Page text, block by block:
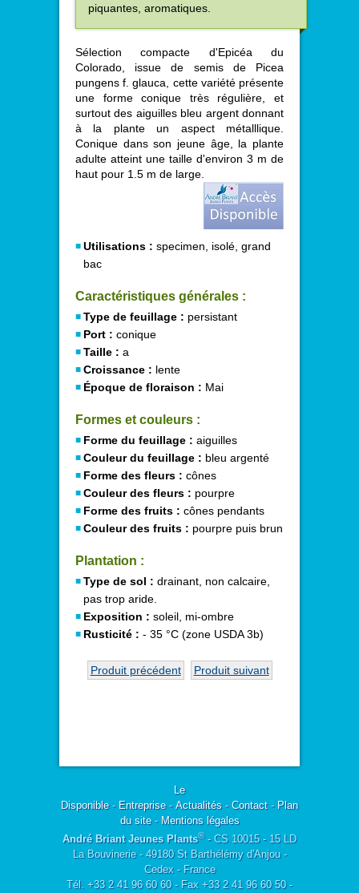
piquantes, aromatiques.
Sélection compacte d'Epicéa du
Colorado, issue de semis de Picea
pungens f. glauca, cette variété présente
une forme conique très régulière, et
surtout des aiguilles bleu argent donnant
à la plante un aspect métalllique.
Conique dans son jeune âge, la plante
adulte atteint une taille d'environ 3 m de
haut pour 1.5 m de large.
Utilisations : specimen, isolé, grand
bac
Caractéristiques générales :
Type de feuillage : persistant
Port : conique
Taille : a
Croissance : lente
Époque de floraison : Mai
Formes et couleurs :
Forme du feuillage : aiguilles
Couleur du feuillage : bleu argenté
Forme des fleurs : cônes
Couleur des fleurs : pourpre
Forme des fruits : cônes pendants
Couleur des fruits : pourpre puis brun
Plantation :
Type de sol : drainant, non calcaire,
pas trop aride.
Exposition : soleil, mi-ombre
Rusticité : - 35 °C (zone USDA 3b)
Produit précédent Produit suivant
Le
Disponible- Entreprise- Actualités - Contact- Plan
du site- Mentions légales
André Briant Jeunes Plants®- CS 10015 - 15 LD
La Bouvinerie - 49180 St Barthélémy d'Anjou -
Cedex - France
Tél. +33 2 41 96 60 60 - Fax +33 2 41 96 60 50 -